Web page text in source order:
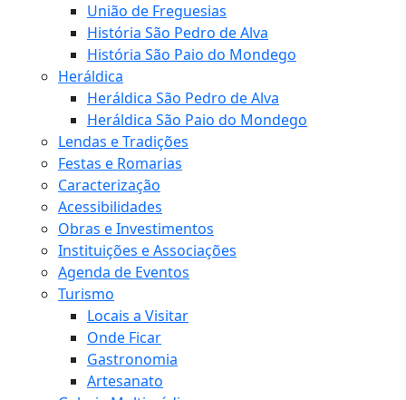
União de Freguesias
História São Pedro de Alva
História São Paio do Mondego
Heráldica
Heráldica São Pedro de Alva
Heráldica São Paio do Mondego
Lendas e Tradições
Festas e Romarias
Caracterização
Acessibilidades
Obras e Investimentos
Instituições e Associações
Agenda de Eventos
Turismo
Locais a Visitar
Onde Ficar
Gastronomia
Artesanato